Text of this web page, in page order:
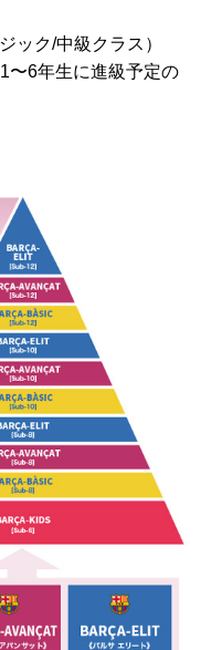
ック/中級クラス）
〜6年生に進級予定の